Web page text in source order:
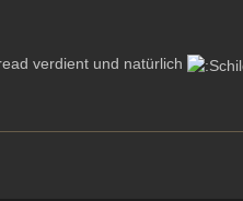
verdient und natürlich